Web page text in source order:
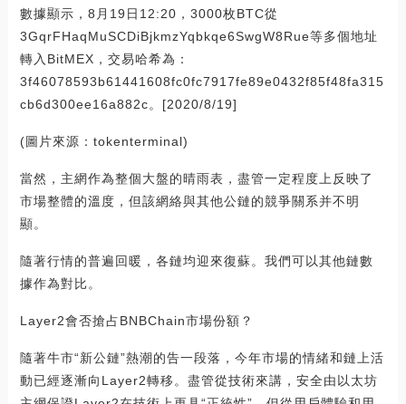
數據顯示，8月19日12:20，3000枚BTC從
3GqrFHaqMuSCDiBjkmzYqbkqe6SwgW8Rue等多個地址
轉入BitMEX，交易哈希為：
3f46078593b61441608fc0fc7917fe89e0432f85f48fa315
cb6d300ee16a882c。[2020/8/19]
(圖片來源：tokenterminal)
當然，主網作為整個大盤的晴雨表，盡管一定程度上反映了
市場整體的溫度，但該網絡與其他公鏈的競爭關系并不明
顯。
隨著行情的普遍回暖，各鏈均迎來復蘇。我們可以其他鏈數
據作為對比。
Layer2會否搶占BNBChain市場份額？
隨著牛市“新公鏈”熱潮的告一段落，今年市場的情緒和鏈上活
動已經逐漸向Layer2轉移。盡管從技術來講，安全由以太坊